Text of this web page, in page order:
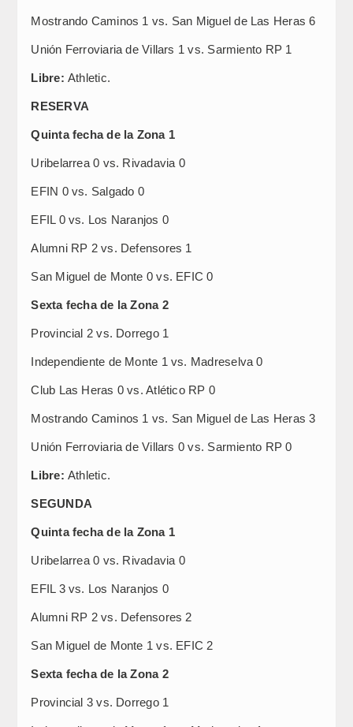
Mostrando Caminos 1 vs. San Miguel de Las Heras 6
Unión Ferroviaria de Villars 1 vs. Sarmiento RP 1
Libre: Athletic.
RESERVA
Quinta fecha de la Zona 1
Uribelarrea 0 vs. Rivadavia 0
EFIN 0 vs. Salgado 0
EFIL 0 vs. Los Naranjos 0
Alumni RP 2 vs. Defensores 1
San Miguel de Monte 0 vs. EFIC 0
Sexta fecha de la Zona 2
Provincial 2 vs. Dorrego 1
Independiente de Monte 1 vs. Madreselva 0
Club Las Heras 0 vs. Atlético RP 0
Mostrando Caminos 1 vs. San Miguel de Las Heras 3
Unión Ferroviaria de Villars 0 vs. Sarmiento RP 0
Libre: Athletic.
SEGUNDA
Quinta fecha de la Zona 1
Uribelarrea 0 vs. Rivadavia 0
EFIL 3 vs. Los Naranjos 0
Alumni RP 2 vs. Defensores 2
San Miguel de Monte 1 vs. EFIC 2
Sexta fecha de la Zona 2
Provincial 3 vs. Dorrego 1